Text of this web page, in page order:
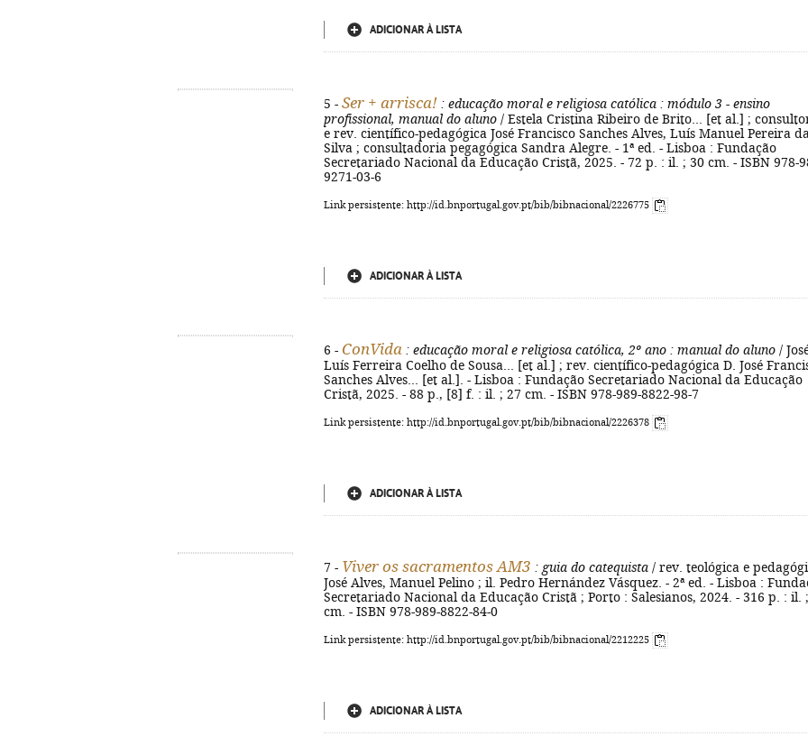
ADICIONAR À LISTA
5 - Ser + arrisca! : educação moral e religiosa católica : módulo 3 - ensino
profissional, manual do aluno / Estela Cristina Ribeiro de Brito... [et al.] ;
e rev. científico-pedagógica José Francisco Sanches Alves, Luís Manuel Pereira da
Silva ; consultadoria pegagógica Sandra Alegre. - 1ª ed. - Lisboa : Fundação
Secretariado Nacional da Educação Cristã, 2025. - 72 p. : il. ; 30 cm. - ISBN 978-
9271-03-6
Link persistente: http://id.bnportugal.gov.pt/bib/bibnacional/2226775
ADICIONAR À LISTA
6 - ConVida : educação moral e religiosa católica, 2º ano : manual do aluno /
Luís Ferreira Coelho de Sousa... [et al.] ; rev. científico-pedagógica D. José
Sanches Alves... [et al.]. - Lisboa : Fundação Secretariado Nacional da Educação
Cristã, 2025. - 88 p., [8] f. : il. ; 27 cm. - ISBN 978-989-8822-98-7
Link persistente: http://id.bnportugal.gov.pt/bib/bibnacional/2226378
ADICIONAR À LISTA
7 - Viver os sacramentos AM3 : guia do catequista / rev. teológica e
José Alves, Manuel Pelino ; il. Pedro Hernández Vásquez. - 2ª ed. - Lisboa :
Secretariado Nacional da Educação Cristã ; Porto : Salesianos, 2024. - 316 p. : il.
cm. - ISBN 978-989-8822-84-0
Link persistente: http://id.bnportugal.gov.pt/bib/bibnacional/2212225
ADICIONAR À LISTA